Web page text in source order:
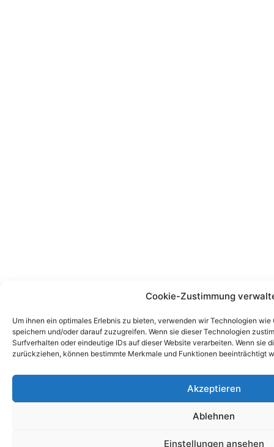
Cookie-Zustimmung
Um ihnen ein optimales Erlebnis zu bieten, verwenden wir Technologien
speichern und/oder darauf zuzugreifen. Wenn sie dieser Technologien
Surfverhalten oder eindeutige IDs auf dieser Website verarbeiten. Wenn sie
zurückziehen, können bestimmte Merkmale und Funktionen beeinträchtigt
Akzeptieren
Ablehnen
Einstellungen ansehen